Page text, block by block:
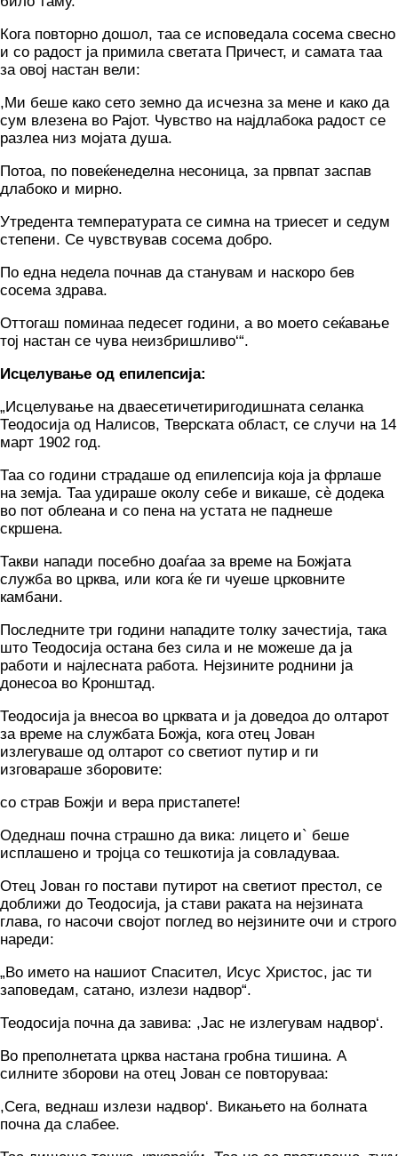
Кога повторно дошол, таа се исповедала сосема свесно
и со радост ја примила светата Причест, и самата таа
за овој настан вели:
,Ми беше како сето земно да исчезна за мене и како да
сум влезена во Рајот. Чувство на најдлабока радост се
разлеа низ мојата душа.
Потоа, по повеќенеделна несоница, за првпат заспав
длабоко и мирно.
Утредента температурата се симна на триесет и седум
степени. Се чувствував сосема добро.
По една недела почнав да станувам и наскоро бев
сосема здрава.
Оттогаш поминаа педесет години, а во моето сеќавање
тој настан се чува неизбришливо‘“.
Исцелување од епилепсија:
„Исцелување на дваесетичетиригодишната селанка
Теодосија од Налисов, Тверската област, се случи на 14
март 1902 год.
Таа со години страдаше од епилепсија која ја фрлаше
на земја. Таа удираше околу себе и викаше, сè додека
во пот облеана и со пена на устата не паднеше
скршена.
Такви напади посебно доаѓаа за време на Божјата
служба во црква, или кога ќе ги чуеше црковните
камбани.
Последните три години нападите толку зачестија, така
што Теодосија остана без сила и не можеше да ја
работи и најлесната работа. Нејзините роднини ја
донесоа во Кронштад.
Теодосија ја внесоа во црквата и ја доведоа до олтарот
за време на службата Божја, кога отец Јован
излегуваше од олтарот со светиот путир и ги
изговараше зборовите:
со страв Божји и вера пристапете!
Одеднаш почна страшно да вика: лицето и` беше
исплашено и тројца со тешкотија ја совладуваа.
Отец Јован го постави путирот на светиот престол, се
доближи до Теодосија, ја стави раката на нејзината
глава, го насочи својот поглед во нејзините очи и строго
нареди:
„Во името на нашиот Спасител, Исус Христос, јас ти
заповедам, сатано, излези надвор“.
Теодосија почна да завива: ,Јас не излегувам надвор‘.
Во преполнетата црква настана гробна тишина. А
силните зборови на отец Јован се повторуваа:
,Сега, веднаш излези надвор‘. Викањето на болната
почна да слабее.